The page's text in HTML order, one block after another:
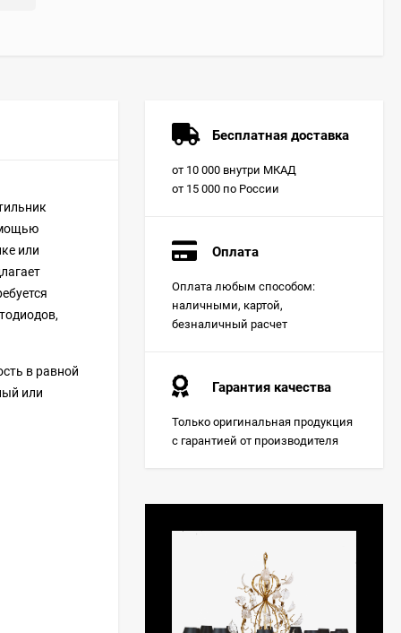
или
в равной
или
Бесплатная доставка
от 10 000 внутри МКАД
от 15 000 по России
Оплата
Оплата любым способом:
наличными, картой,
безналичный расчет
Гарантия качества
Только оригинальная продукция
с гарантией от производителя